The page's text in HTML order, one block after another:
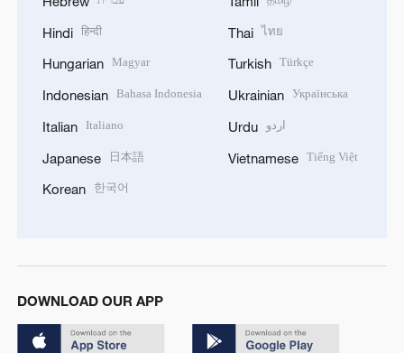
Hindi हिन्दी
Hungarian Magyar
Indonesian Bahasa Indonesia
Italian Italiano
Japanese 日本語
Korean 한국어
Thai ไทย
Turkish Türkçe
Ukrainian Українська
Urdu اردو
Vietnamese Tiếng Việt
DOWNLOAD OUR APP